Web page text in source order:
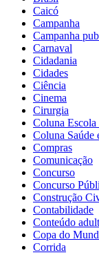
Caicó
Campanha
Campanha
Carnaval
Cidadania
Cidades
Ciência
Cinema
Cirurgia
Coluna Escola
Coluna Saúde
Compras
Comunicação
Concurso
Concurso
Construção
Contabilidade
Conteúdo
Copa do
Corrida